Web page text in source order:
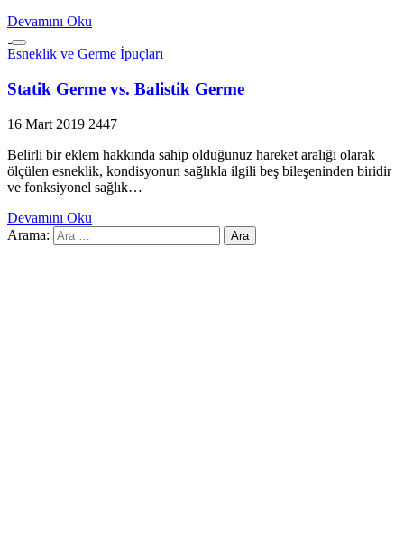
Devamını Oku
Esneklik ve Germe İpuçları
Statik Germe vs. Balistik Germe
16 Mart 2019 2447
Belirli bir eklem hakkında sahip olduğunuz hareket aralığı olarak
ölçülen esneklik, kondisyonun sağlıkla ilgili beş bileşeninden biridir
ve fonksiyonel sağlık…
Devamını Oku
Arama: